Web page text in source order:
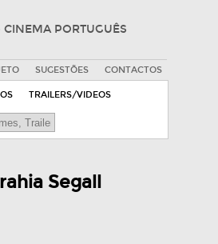
CINEMA PORTUGUÊS
SUGESTÕES CONTACTOS
TRAILERS/VIDEOS
Segall